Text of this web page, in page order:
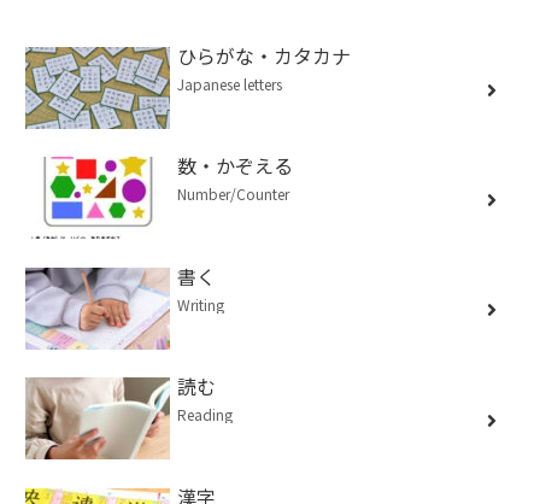
ひらがな・カタカナ
Japanese letters
数・かぞえる
Number/Counter
書く
Writing
読む
Reading
漢字